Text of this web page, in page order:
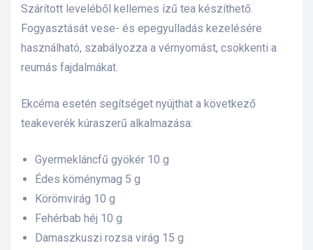
Szárított leveléből kellemes ízű tea készíthető.
Fogyasztását vese- és epegyulladás kezelésére
használható, szabályozza a vérnyomást, csökkenti a
reumás fajdalmákat.
Ekcéma esetén segítséget nyújthat a következő
teakeverék kúraszerű alkalmazása:
Gyermekláncfű gyökér 10 g
Édes köménymag 5 g
Körömvirág 10 g
Fehérbab héj 10 g
Damaszkuszi rozsa virág 15 g